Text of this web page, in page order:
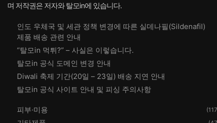
며 저작권은 저자와 탈모in에 있습니다.
인도 우체국 및 세관 정책 변경에 따른 실데나필(Sildenafil)
제품 배송 관련 안내
“탈모in 먹튀?” – 사실은 이렇습니다.
탈모in 공식 도메인 변경 안내
Diwali 축제 기간(20일 – 23일) 배송 지연 안내
탈모in 공식 사이트 안내 및 피싱 주의사항
피부·미용